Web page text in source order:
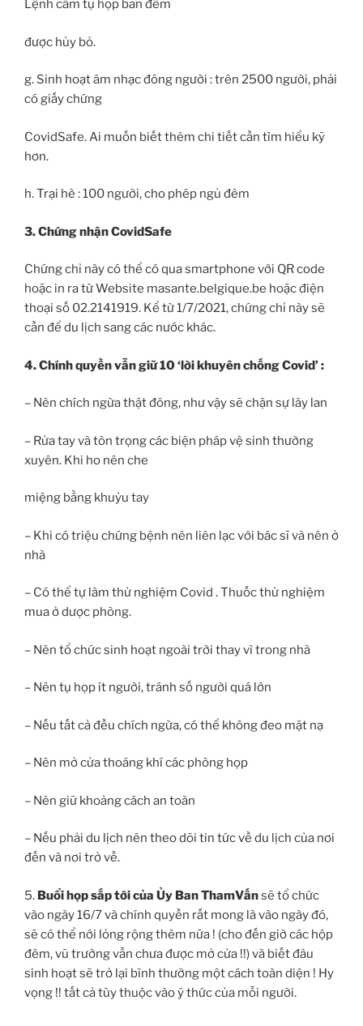
Lệnh cấm tụ họp ban đêm
được hủy bỏ.
g. Sinh hoạt âm nhạc đông người : trên 2500 người, phải
có giấy chứng
CovidSafe. Ai muốn biết thêm chi tiết cần tìm hiểu kỹ
hơn.
h. Trại hè : 100 người, cho phép ngủ đêm
3. Chứng nhận CovidSafe
Chứng chỉ này có thể có qua smartphone với QR code
hoặc in ra từ Website masante.belgique.be hoặc điện
thoại số 02.2141919. Kể từ 1/7/2021, chứng chỉ này sẽ
cần để du lịch sang các nước khác.
4. Chính quyền vẫn giữ 10 ‘lời khuyên chống Covid’ :
– Nên chích ngừa thật đông, như vậy sẽ chận sự lây lan
– Rửa tay và tôn trọng các biện pháp vệ sinh thường
xuyên. Khi ho nên che
miệng bằng khuỷu tay
– Khi có triệu chứng bệnh nên liên lạc với bác sĩ và nên ở
nhà
– Có thể tự làm thử nghiệm Covid . Thuốc thử nghiệm
mua ở dược phòng.
– Nên tổ chức sinh hoạt ngoài trời thay vì trong nhà
– Nên tụ họp ít người, tránh số người quá lớn
– Nếu tất cả đều chích ngừa, có thể không đeo mặt nạ
– Nên mở cửa thoáng khí các phòng họp
– Nên giữ khoảng cách an toàn
– Nếu phải du lịch nên theo dõi tin tức về du lịch của nơi
đến và nơi trở về.
5. Buổi họp sắp tới của Ủy Ban ThamVấnsẽ tổ chức
vào ngày 16/7 và chính quyền rất mong là vào ngày đó,
sẽ có thể nới lỏng rộng thêm nữa ! (cho đến giờ các hộp
đêm, vũ trường vẫn chưa được mở cửa !!) và biết đâu
sinh hoạt sẽ trở lại bình thường một cách toàn diện ! Hy
vọng !! tất cả tùy thuộc vào ý thức của mỗi người.